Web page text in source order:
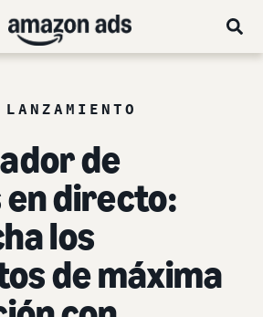
de
directo:
los
de máxima